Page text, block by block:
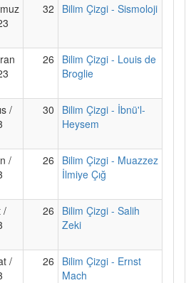
32 Bilim Çizgi - Sismoloji
26
Bilim Çizgi - Louis de
Broglie
/
30
Bilim Çizgi - İbnü'l-
Heysem
/
26
Bilim Çizgi - Muazzez
İlmiye Çığ
/
26
Bilim Çizgi - Salih
Zeki
/
26
Bilim Çizgi - Ernst
Mach